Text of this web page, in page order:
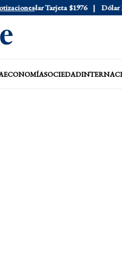
Dólar Tarjeta $1976 Dólar
ECONOMÍASOCIEDAD